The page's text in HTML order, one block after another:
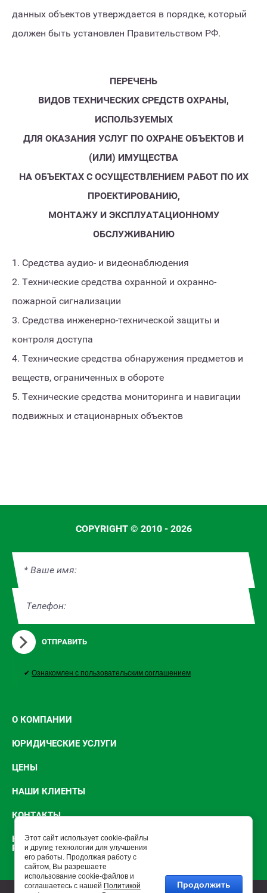
данных объектов утверждается в порядке, который
должен быть установлен Правительством РФ.
ПЕРЕЧЕНЬ
ВИДОВ ТЕХНИЧЕСКИХ СРЕДСТВ ОХРАНЫ,
ИСПОЛЬЗУЕМЫХ
ДЛЯ ОКАЗАНИЯ УСЛУГ ПО ОХРАНЕ ОБЪЕКТОВ И
(ИЛИ) ИМУЩЕСТВА
НА ОБЪЕКТАХ С ОСУЩЕСТВЛЕНИЕМ РАБОТ ПО ИХ
ПРОЕКТИРОВАНИЮ,
МОНТАЖУ И ЭКСПЛУАТАЦИОННОМУ
ОБСЛУЖИВАНИЮ
1. Средства аудио- и видеонаблюдения
2. Технические средства охранной и охранно-
пожарной сигнализации
3. Средства инженерно-технической защиты и
контроля доступа
4. Технические средства обнаружения предметов и
веществ, ограниченных в обороте
5. Технические средства мониторинга и навигации
подвижных и стационарных объектов
COPYRIGHT © 2010 - 2026
ОТПРАВИТЬ
✔ Ознакомлен с пользовательским соглашением
О КОМПАНИИ
ЮРИДИЧЕСКИЕ УСЛУГИ
ЦЕНЫ
НАШИ КЛИЕНТЫ
КОНТАКТЫ
ЮРИДИЧЕСКИЕ УСЛУГИ В РОСТОВЕ-НА-ДОНУ И
РОСТОВСКОЙ ОБЛАСТИ
Этот сайт использует cookie-файлы
и другие технологии для улучшения
его работы. Продолжая работу с
сайтом, Вы разрешаете
использование cookie-файлов и
соглашаетесь с нашей Политикой
Продолжить